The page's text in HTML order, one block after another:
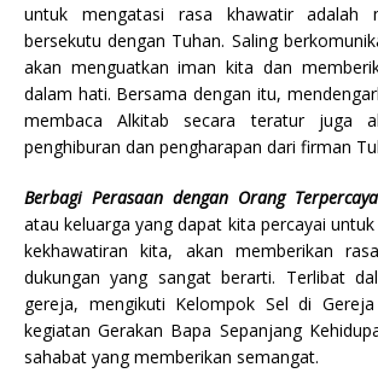
untuk mengatasi rasa khawatir adalah
bersekutu dengan Tuhan. Saling
akan menguatkan iman kita dan
dalam hati. Bersama dengan itu,
membaca Alkitab secara teratur juga
penghiburan dan pengharapan dari firman
Berbagi Perasaan dengan Orang
atau keluarga yang dapat kita percayai
kekhawatiran kita, akan memberikan
dukungan yang sangat berarti. Terlibat
gereja, mengikuti Kelompok Sel di
kegiatan Gerakan Bapa Sepanjang
sahabat yang memberikan semangat.